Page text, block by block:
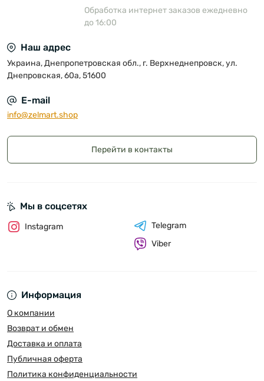
Обработка интернет заказов ежедневно
до 16:00
Наш адрес
Украина, Днепропетровская обл., г. Верхнеднепровск, ул.
Днепровская, 60а, 51600
E-mail
info@zelmart.shop
Перейти в контакты
Информация
О компании
Возврат и обмен
Доставка и оплата
Публичная оферта
Политика конфиденциальности
Мы в соцсетях
Instagram
Telegram
Viber